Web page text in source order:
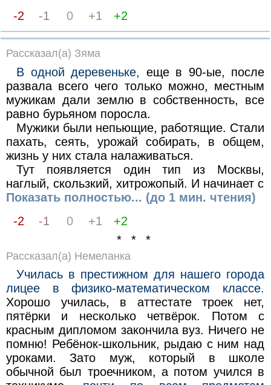
-2
-1 0 +1 +2
Рассказал(а) Зяма
В одной деревеньке, еще в 90-ые, после
развала всего чего только можно, местным
мужикам дали землю в собственность, все
равно бурьяном поросла.
Мужики были непьющие, работящие. Стали
пахать, сеять, урожай собирать, в общем,
жизнь у них стала налаживаться.
Тут появляется один тип из Москвы,
наглый, скользкий, хитрожопый. И начинает с
Показать полностью... (до 1 мин. чтения)
-2
-1 0 +1
+2
* * *
Рассказал(а) Немеланка
Училась в престижном для нашего города
лицее в физико-математическом классе.
Хорошо училась, в аттестате троек нет,
пятёрки и несколько четвёрок. Потом с
красным дипломом закончила вуз. Ничего не
помню! Ребёнок-школьник, рыдаю с ним над
уроками. Зато муж, который в школе
обычной был троечником, а потом учился в